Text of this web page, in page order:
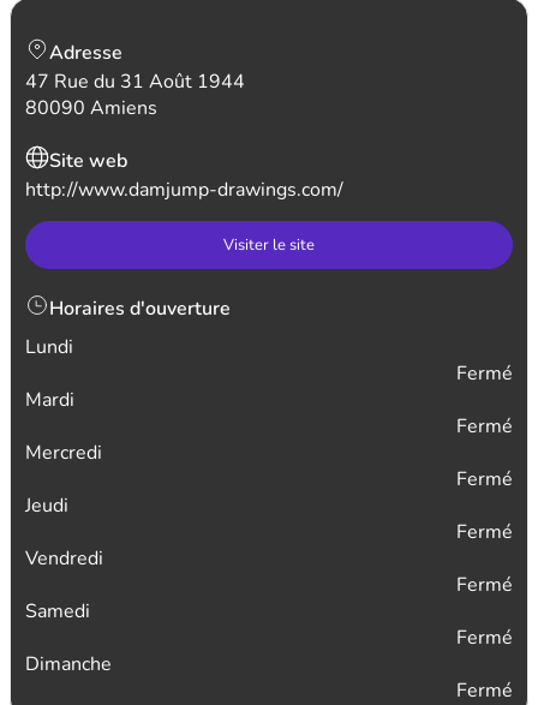
Adresse
47 Rue du 31 Août 1944
80090 Amiens
Site web
http://www.damjump-drawings.com/
Visiter le site
Horaires d'ouverture
Lundi
Fermé
Mardi
Fermé
Mercredi
Fermé
Jeudi
Fermé
Vendredi
Fermé
Samedi
Fermé
Dimanche
Fermé